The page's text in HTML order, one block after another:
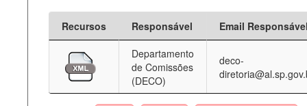
Recursos Responsável
Email
Departamento
de Comissões
(DECO)
deco-